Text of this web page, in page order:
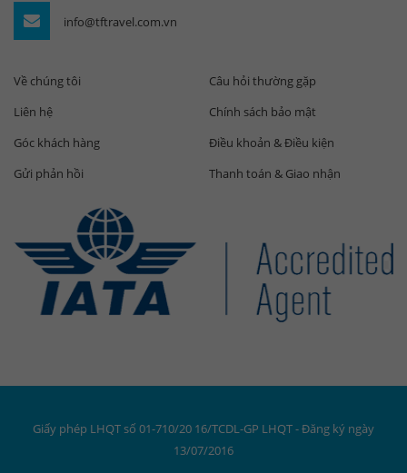
info@tftravel.com.vn
Về chúng tôi
Liên hệ
Góc khách hàng
Gửi phản hồi
Câu hỏi thường gặp
Chính sách bảo mật
Điều khoản & Điều kiện
Thanh toán & Giao nhận
Giấy phép LHQT số 01-710/20 16/TCDL-GP LHQT - Đăng ký ngày
13/07/2016